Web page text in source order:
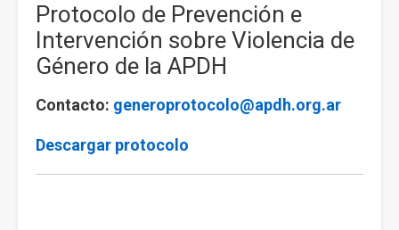
Protocolo de Prevención e
Intervención sobre Violencia de
Género de la APDH
Contacto: generoprotocolo@apdh.org.ar
Descargar protocolo